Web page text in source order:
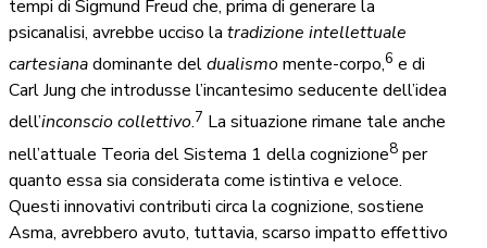
tempi di Sigmund Freud che, prima di generare la
psicanalisi, avrebbe ucciso la tradizione intellettuale
cartesianadominante deldualismomente-corpo,6 e di
Carl Jung che introdusse l’incantesimo seducente dell’idea
dell’inconsciocollettivo.7 La situazione rimane tale anche
nell’attuale Teoria del Sistema 1 della cognizione8 per
quanto essa sia considerata come istintiva e veloce.
Questi innovativi contributi circa la cognizione, sostiene
Asma, avrebbero avuto, tuttavia, scarso impatto effettivo